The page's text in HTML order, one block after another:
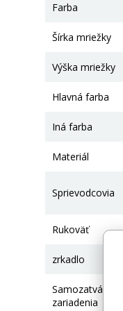
Farba
Šírka mriežky
Výška mriežky
Hlavná farba
Iná farba
Materiál
Sprievodcovia
Rukoväť
zrkadlo
zariadenia